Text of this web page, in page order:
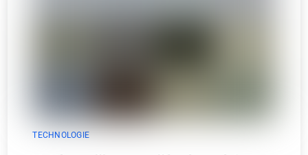
TECHNOLOGIE